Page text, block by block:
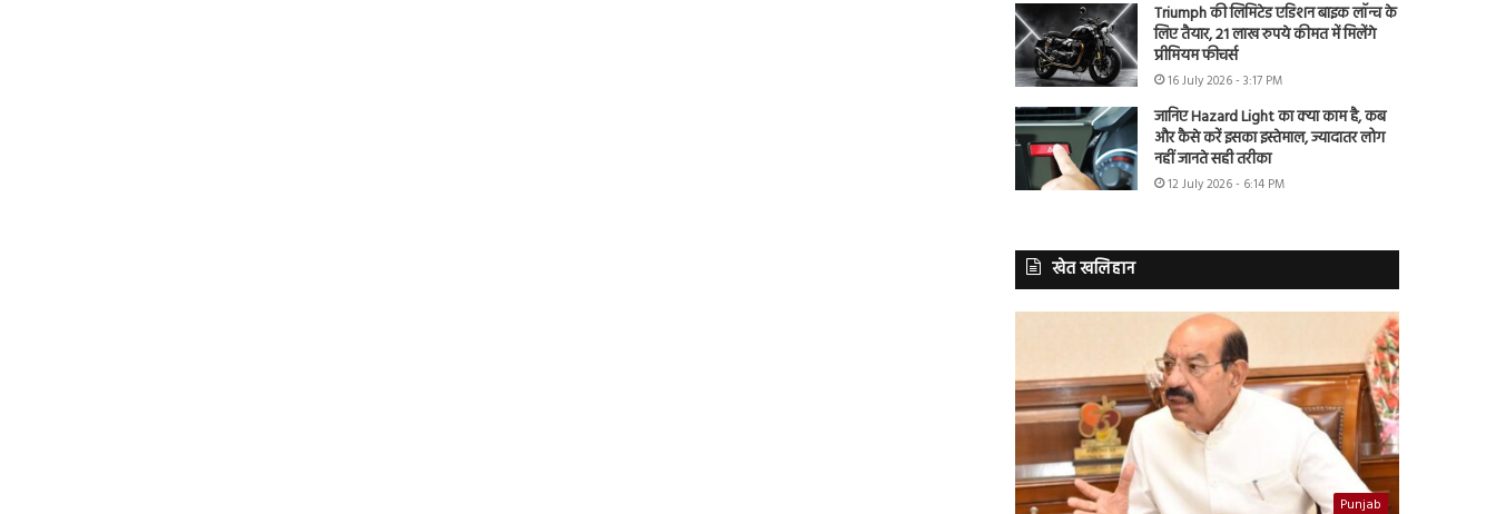
Triumph की लिमिटेड एडिशन बाइक लॉन्च के
लिए तैयार, 21 लाख रुपये कीमत में मिलेंगे
प्रीमियम फीचर्स
16 July 2026 - 3:17 PM
जानिए Hazard Light का क्या काम है, कब
और कैसे करें इसका इस्तेमाल, ज्यादातर लोग
नहीं जानते सही तरीका
12 July 2026 - 6:14 PM
खेत खलिहान
Punjab